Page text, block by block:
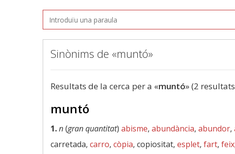
Sinònims de «muntó»
Resultats de la cerca per a «muntó» (2
muntó
1.n(gran quantitat) abisme, abundància, abundor,
carretada, carro, còpia, copiositat, esplet, fart, feix